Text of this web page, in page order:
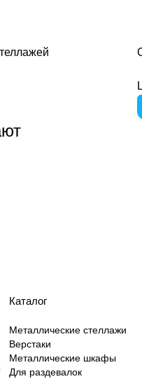
Каталог
Металлические стеллажи
Верстаки
Металлические шкафы
Для раздевалок